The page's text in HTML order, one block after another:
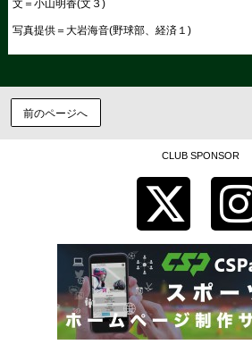
文＝小山明香(文３)
写真提供＝大岩海音(野球部、経済１)
前のページへ
CLUB SPONSOR